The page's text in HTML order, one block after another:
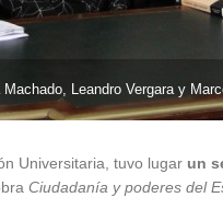
Leandro Vergara y
Universitaria, tuvo lugar un
Ciudadanía y poderes del